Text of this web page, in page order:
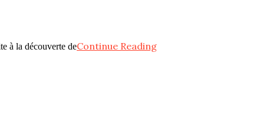
à la découverte deContinue Reading